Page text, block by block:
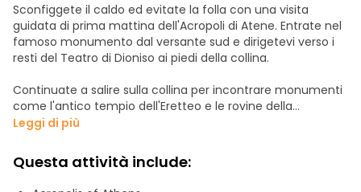
Sconfiggete il caldo ed evitate la folla con una visita
guidata di prima mattina dell'Acropoli di Atene. Entrate nel
famoso monumento dal versante sud e dirigetevi verso i
resti del Teatro di Dioniso ai piedi della collina.
Continuate a salire sulla collina per incontrare monumenti
come l'antico tempio dell'Eretteo e le rovine della
monumentale porta dei Propilei. Imparate a conoscere la
mentre vi dirigete verso l'iconico Partenone, considerato il
più importante edificio sopravvissuto dell'epoca classica.
Leggi di più
Questa attività include: